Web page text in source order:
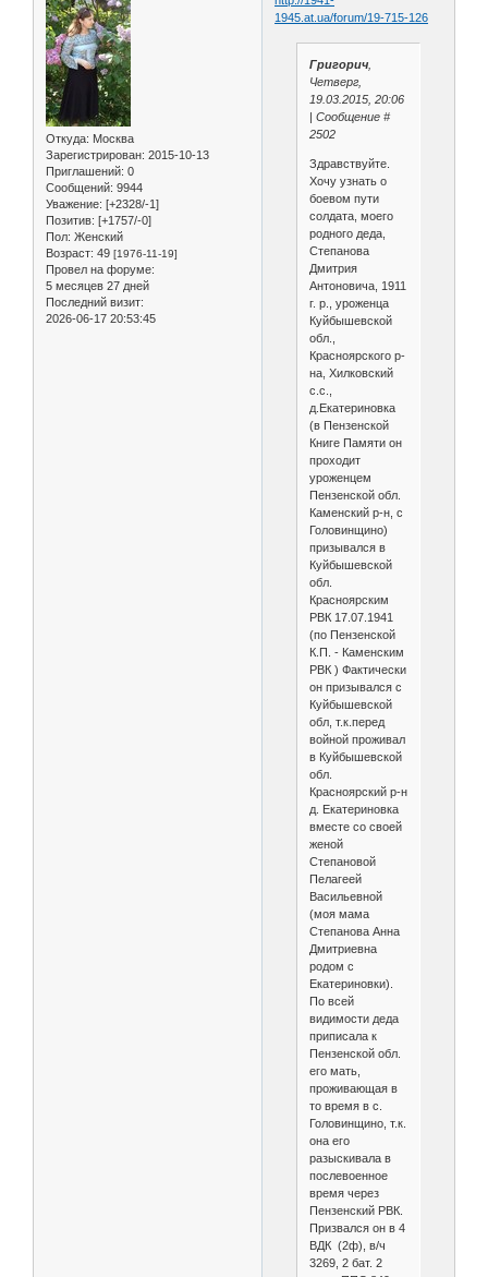
Откуда: Москва
Зарегистрирован: 2015-10-13
Приглашений: 0
Сообщений: 9944
Уважение: [+2328/-1]
Позитив: [+1757/-0]
Пол: Женский
Возраст: 49 [1976-11-19]
Провел на форуме:
5 месяцев 27 дней
Последний визит:
2026-06-17 20:53:45
1945.at.ua/forum/19-715-126
Григорич,
Четверг,
19.03.2015, 20:06
| Сообщение #
2502
Здравствуйте.
Хочу узнать о
боевом пути
солдата, моего
родного деда,
Степанова
Дмитрия
Антоновича, 1911
г. р., уроженца
Куйбышевской
обл.,
Красноярского р-
на, Хилковский
с.с.,
д.Екатериновка
(в Пензенской
Книге Памяти он
проходит
уроженцем
Пензенской обл.
Каменский р-н, с
Головинщино)
призывался в
Куйбышевской
обл.
Красноярским
РВК 17.07.1941
(по Пензенской
К.П. - Каменским
РВК ) Фактически
он призывался с
Куйбышевской
обл, т.к.перед
войной проживал
в Куйбышевской
обл.
Красноярский р-н
д. Екатериновка
вместе со своей
женой
Степановой
Пелагеей
Васильевной
(моя мама
Степанова Анна
Дмитриевна
родом с
Екатериновки).
По всей
видимости деда
приписала к
Пензенской обл.
его мать,
проживающая в
то время в с.
Головинщино, т.к.
она его
разыскивала в
послевоенное
время через
Пензенский РВК.
Призвался он в 4
ВДК (2ф), в/ч
3269, 2 бат. 2